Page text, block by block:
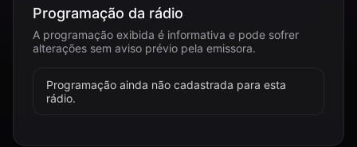
Programação da rádio
A programação exibida é informativa e pode sofrer
alterações sem aviso prévio pela emissora.
Programação ainda não cadastrada para esta
rádio.